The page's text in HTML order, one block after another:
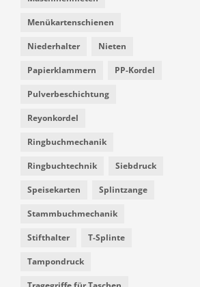
Menükartenschienen
Niederhalter Nieten
Papierklammern PP-Kordel
Pulverbeschichtung
Reyonkordel
Ringbuchmechanik
Ringbuchtechnik Siebdruck
Speisekarten Splintzange
Stammbuchmechanik
Stifthalter T-Splinte
Tampondruck